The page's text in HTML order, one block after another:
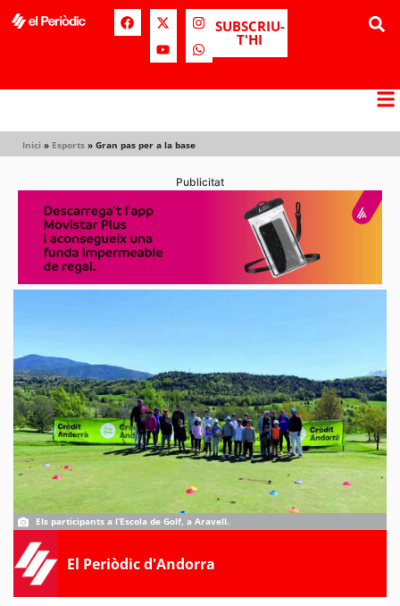
SUBSCRIU-
T'HI
Inici » Esports » Gran pas per a la base
Publicitat
Els participants a l’Escola de Golf, a Aravell.
El Periòdic d'Andorra